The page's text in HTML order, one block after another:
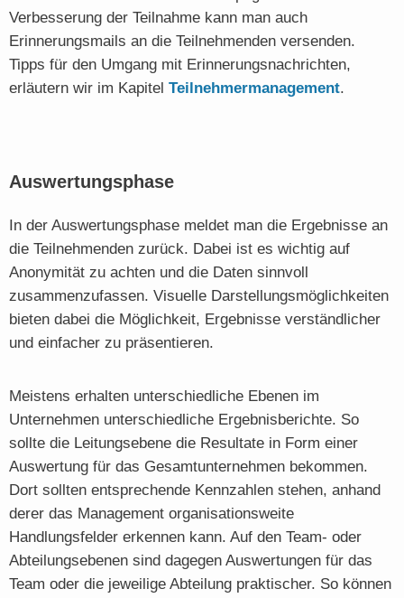
Verbesserung der Teilnahme kann man auch
Erinnerungsmails an die Teilnehmenden versenden.
Tipps für den Umgang mit Erinnerungsnachrichten,
erläutern wir im Kapitel Teilnehmermanagement.
Auswertungsphase
In der Auswertungsphase meldet man die Ergebnisse an
die Teilnehmenden zurück. Dabei ist es wichtig auf
Anonymität zu achten und die Daten sinnvoll
zusammenzufassen. Visuelle Darstellungsmöglichkeiten
bieten dabei die Möglichkeit, Ergebnisse verständlicher
und einfacher zu präsentieren.
Meistens erhalten unterschiedliche Ebenen im
Unternehmen unterschiedliche Ergebnisberichte. So
sollte die Leitungsebene die Resultate in Form einer
Auswertung für das Gesamtunternehmen bekommen.
Dort sollten entsprechende Kennzahlen stehen, anhand
derer das Management organisationsweite
Handlungsfelder erkennen kann. Auf den Team- oder
Abteilungsebenen sind dagegen Auswertungen für das
Team oder die jeweilige Abteilung praktischer. So können